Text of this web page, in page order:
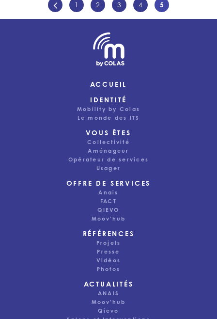
Ce site utilise des cookies pour assurer une bonne
expérience utilisateur. Selon vos préférences, nous
pouvons également utiliser des cookies à des fins
d’analyse ou pour vous proposer des publicités
1 2 3 4 5
ACCUEIL
IDENTITÉ
Mobility by Colas
Le monde des ITS
VOUS ÊTES
Collectivité
Aménageur
Opérateur de services
Usager
OFFRE DE SERVICES
Anais
FACT
QIEVO
Moov'hub
RÉFÉRENCES
Projets
Presse
Vidéos
Photos
ACTUALITÉS
ANAIS
Moov'hub
Qievo